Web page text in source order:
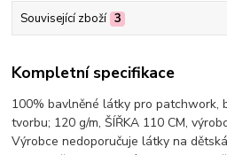
Související zboží 3
Kompletní specifikace
100% bavlněné látky pro patchwork,
tvorbu; 120 g/m, ŠÍŘKA 110 CM,
Výrobce nedoporučuje látky na